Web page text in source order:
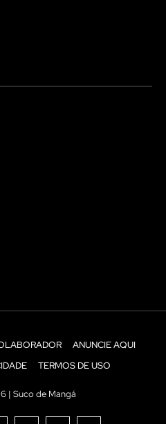
ANUNCIE AQUI
TERMOS DE USO
| Suco de Mangá